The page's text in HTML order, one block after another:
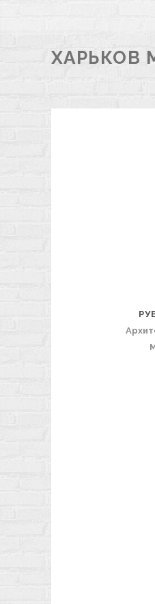
ХАРЬКОВ